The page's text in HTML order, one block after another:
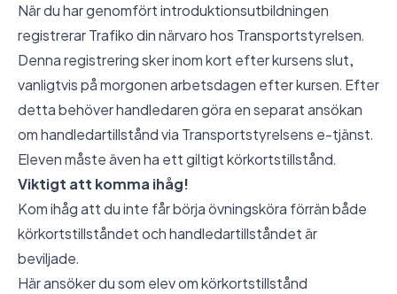
När du har genomfört introduktionsutbildningen
registrerar Trafiko din närvaro hos Transportstyrelsen.
Denna registrering sker inom kort efter kursens slut,
vanligtvis på morgonen arbetsdagen efter kursen. Efter
detta behöver handledaren göra en separat ansökan
om handledartillstånd via Transportstyrelsens e-tjänst.
Eleven måste även ha ett giltigt körkortstillstånd.
Viktigt att komma ihåg!
Kom ihåg att du inte får börja övningsköra förrän både
körkortstillståndet och handledartillståndet är
beviljade.
Här ansöker du som elev om körkortstillstånd